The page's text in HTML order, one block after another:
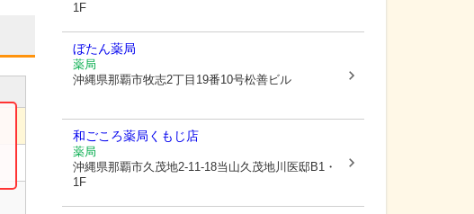
1F
ぼたん薬局
薬局
沖縄県那覇市牧志2丁目19番10号松善ビル
和ごころ薬局くもじ店
薬局
沖縄県那覇市久茂地2-11-18当山久茂地川医邸B1・
1F